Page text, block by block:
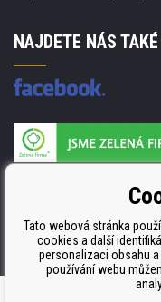
NAJDETE NÁS
ISO 9001. ISO 14001 a
Tato webová stránka
cookies a další
personalizaci obsahu
používání webu